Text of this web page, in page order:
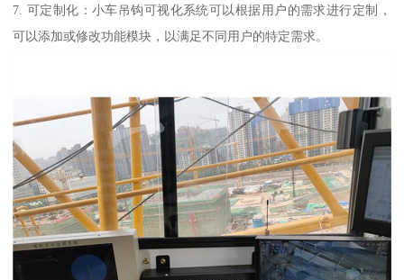
7. 可定制化：小车吊钩可视化系统可以根据用户的需求进行定制，
可以添加或修改功能模块，以满足不同用户的特定需求。